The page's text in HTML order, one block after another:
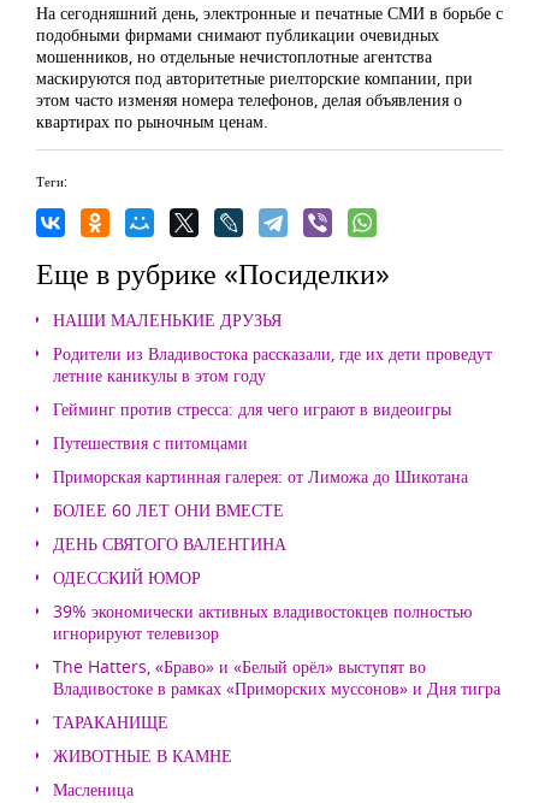
На сегодняшний день, электронные и печатные СМИ в борьбе с
подобными фирмами снимают публикации очевидных
мошенников, но отдельные нечистоплотные агентства
маскируются под авторитетные риелторские компании, при
этом часто изменяя номера телефонов, делая объявления о
квартирах по рыночным ценам.
Теги:
Еще в рубрике «Посиделки»
НАШИ МАЛЕНЬКИЕ ДРУЗЬЯ
Родители из Владивостока рассказали, где их дети проведут
летние каникулы в этом году
Гейминг против стресса: для чего играют в видеоигры
Путешествия с питомцами
Приморская картинная галерея: от Лиможа до Шикотана
БОЛЕЕ 60 ЛЕТ ОНИ ВМЕСТЕ
ДЕНЬ СВЯТОГО ВАЛЕНТИНА
ОДЕССКИЙ ЮМОР
39% экономически активных владивостокцев полностью
игнорируют телевизор
The Hatters, «Браво» и «Белый орёл» выступят во
Владивостоке в рамках «Приморских муссонов» и Дня тигра
ТАРАКАНИЩЕ
ЖИВОТНЫЕ В КАМНЕ
Масленица